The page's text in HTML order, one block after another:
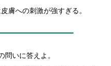
への刺激が強すぎる。
いに答えよ。